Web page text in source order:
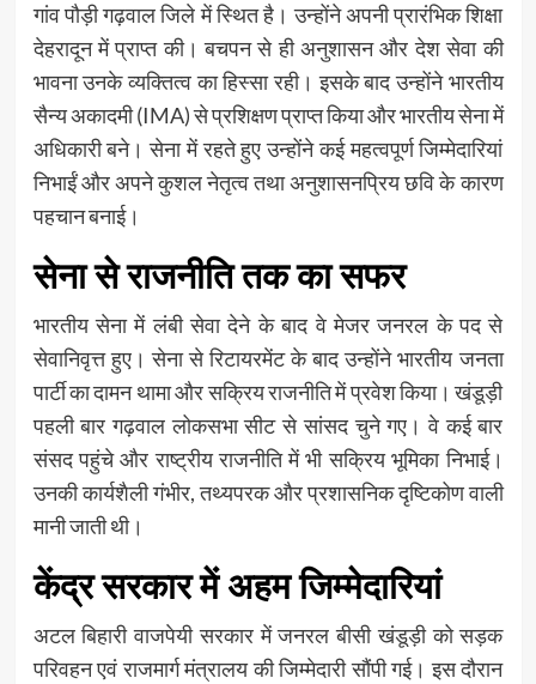
गांव पौड़ी गढ़वाल जिले में स्थित है। उन्होंने अपनी प्रारंभिक शिक्षा
देहरादून में प्राप्त की। बचपन से ही अनुशासन और देश सेवा की
भावना उनके व्यक्तित्व का हिस्सा रही। इसके बाद उन्होंने भारतीय
सैन्य अकादमी (IMA) से प्रशिक्षण प्राप्त किया और भारतीय सेना में
अधिकारी बने। सेना में रहते हुए उन्होंने कई महत्वपूर्ण जिम्मेदारियां
निभाईं और अपने कुशल नेतृत्व तथा अनुशासनप्रिय छवि के कारण
पहचान बनाई।
सेना से राजनीति तक का सफर
भारतीय सेना में लंबी सेवा देने के बाद वे मेजर जनरल के पद से
सेवानिवृत्त हुए। सेना से रिटायरमेंट के बाद उन्होंने भारतीय जनता
पार्टी का दामन थामा और सक्रिय राजनीति में प्रवेश किया। खंडूड़ी
पहली बार गढ़वाल लोकसभा सीट से सांसद चुने गए। वे कई बार
संसद पहुंचे और राष्ट्रीय राजनीति में भी सक्रिय भूमिका निभाई।
उनकी कार्यशैली गंभीर, तथ्यपरक और प्रशासनिक दृष्टिकोण वाली
मानी जाती थी।
केंद्र सरकार में अहम जिम्मेदारियां
अटल बिहारी वाजपेयी सरकार में जनरल बीसी खंडूड़ी को सड़क
परिवहन एवं राजमार्ग मंत्रालय की जिम्मेदारी सौंपी गई। इस दौरान